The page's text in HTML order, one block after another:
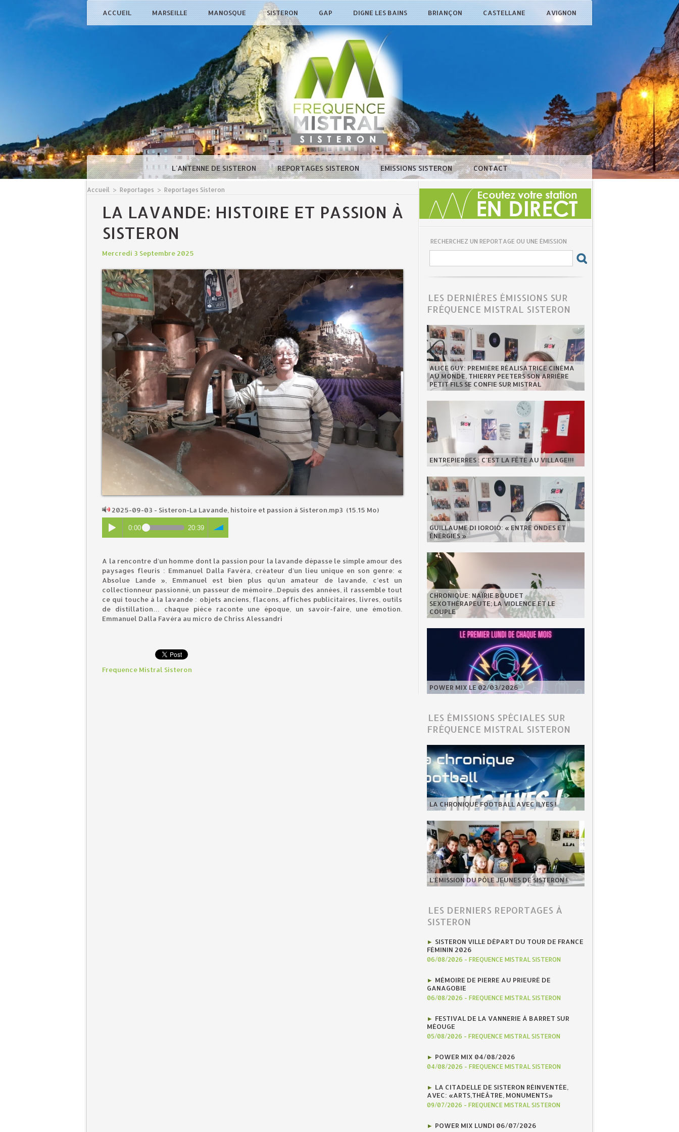
ACCUEIL MARSEILLE MANOSQUE SISTERON GAP DIGNE LES BAINS BRIANÇON CASTELLANE AVIGNON
L'ANTENNE DE SISTERON REPORTAGES SISTERON EMISSIONS SISTERON CONTACT
Accueil > Reportages > Reportages Sisteron
LA LAVANDE: HISTOIRE ET PASSION À
SISTERON
Mercredi 3 Septembre 2025
2025-09-03 - Sisteron-La Lavande, histoire et passion à Sisteron.mp3 (15.15 Mo)
0:00 20:39
A la rencontre d’un homme dont la passion pour la lavande dépasse le simple amour des
paysages fleuris : Emmanuel Dalla Favéra, créateur d’un lieu unique en son genre: «
Absolue Lande », Emmanuel est bien plus qu’un amateur de lavande, c’est un
collectionneur passionné, un passeur de mémoire...Depuis des années, il rassemble tout
ce qui touche à la lavande : objets anciens, flacons, affiches publicitaires, livres, outils
de distillation… chaque pièce raconte une époque, un savoir-faire, une émotion.
Emmanuel Dalla Favéra au micro de Chriss Alessandri
Frequence Mistral Sisteron
RECHERCHEZ UN REPORTAGE OU UNE ÉMISSION
LES DERNIÈRES ÉMISSIONS SUR
FRÉQUENCE MISTRAL SISTERON
ALICE GUY: PREMIÈRE RÉALISATRICE CINÉMA
AU MONDE, THIERRY PEETERS SON ARRIÈRE
PETIT FILS SE CONFIE SUR MISTRAL
ENTREPIERRES : C'EST LA FÊTE AU VILLAGE!!!
GUILLAUME DI IOROIO: « ENTRE ONDES ET
ÉNERGIES »
CHRONIQUE: NAÏRIE BOUDET
SEXOTHÉRAPEUTE; LA VIOLENCE ET LE
COUPLE
POWER MIX LE 02/03/2026
LES ÉMISSIONS SPÉCIALES SUR
FRÉQUENCE MISTRAL SISTERON
LA CHRONIQUE FOOTBALL AVEC ILYES !
L'ÉMISSION DU PÔLE JEUNES DE SISTERON !
LES DERNIERS REPORTAGES À
SISTERON
SISTERON VILLE DÉPART DU TOUR DE FRANCE
FÉMININ 2026
06/08/2026 - FREQUENCE MISTRAL SISTERON
MÉMOIRE DE PIERRE AU PRIEURÉ DE
GANAGOBIE
06/08/2026 - FREQUENCE MISTRAL SISTERON
FESTIVAL DE LA VANNERIE À BARRET SUR
MÉOUGE
05/08/2026 - FREQUENCE MISTRAL SISTERON
POWER MIX 04/08/2026
04/08/2026 - FREQUENCE MISTRAL SISTERON
LA CITADELLE DE SISTERON RÉINVENTÉE,
AVEC: «ARTS,THÉÂTRE, MONUMENTS»
09/07/2026 - FREQUENCE MISTRAL SISTERON
POWER MIX LUNDI 06/07/2026